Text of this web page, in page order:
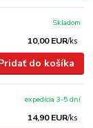
10,00 EUR/ks
Skladom
do košíka
14,90 EUR/ks
expedícia 3-5 dní